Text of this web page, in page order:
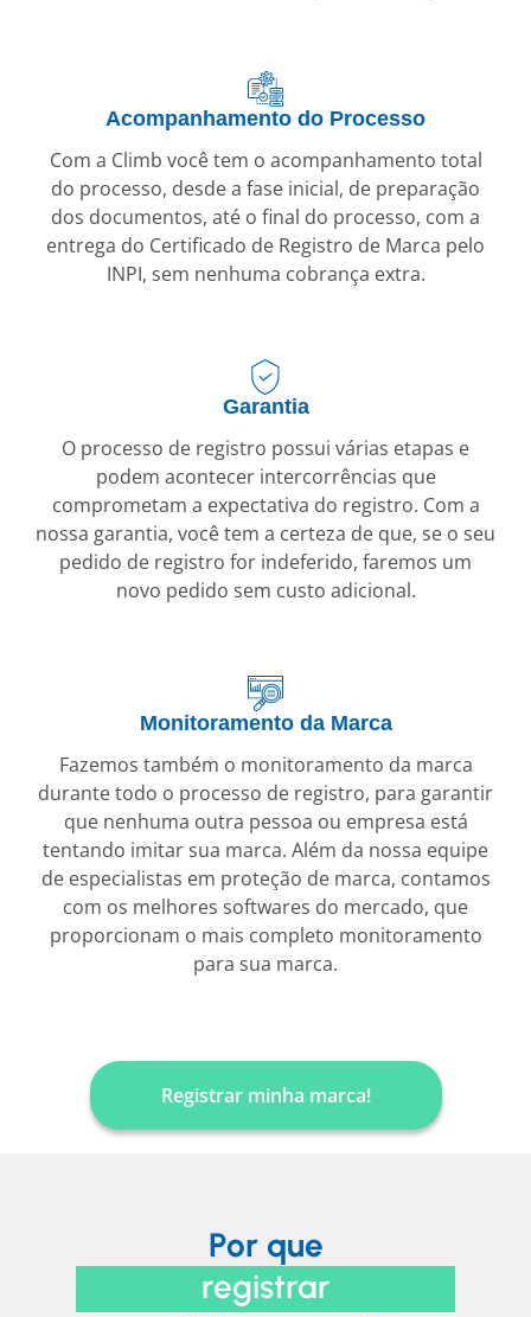
Acompanhamento do Processo
Com a Climb você tem o acompanhamento total
do processo, desde a fase inicial, de preparação
dos documentos, até o final do processo, com a
entrega do Certificado de Registro de Marca pelo
INPI, sem nenhuma cobrança extra.
Garantia
O processo de registro possui várias etapas e
podem acontecer intercorrências que
comprometam a expectativa do registro. Com a
nossa garantia, você tem a certeza de que, se o seu
pedido de registro for indeferido, faremos um
novo pedido sem custo adicional.
Monitoramento da Marca
Fazemos também o monitoramento da marca
durante todo o processo de registro, para garantir
que nenhuma outra pessoa ou empresa está
tentando imitar sua marca. Além da nossa equipe
de especialistas em proteção de marca, contamos
com os melhores softwares do mercado, que
proporcionam o mais completo monitoramento
para sua marca.
Registrar minha marca!
Por que
registrar